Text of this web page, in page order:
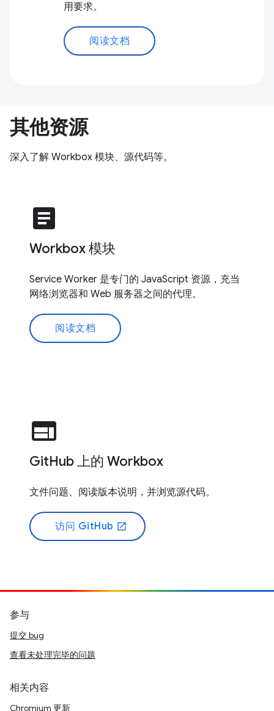
用要求。
阅读文档
其他资源
深入了解 Workbox 模块、源代码等。
article
Workbox 模块
Service Worker 是专门的 JavaScript 资源，充当
网络浏览器和 Web 服务器之间的代理。
阅读文档
web
GitHub 上的 Workbox
文件问题、阅读版本说明，并浏览源代码。
访问 GitHub open_in_new
参与
提交 bug
查看未处理完毕的问题
相关内容
Chromium 更新